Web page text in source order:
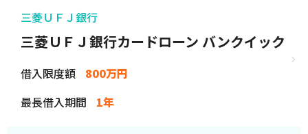
三菱ＵＦＪ銀行
三菱ＵＦＪ銀行カードローン バンクイック
借入限度額
800万円
最長借入期間
1年